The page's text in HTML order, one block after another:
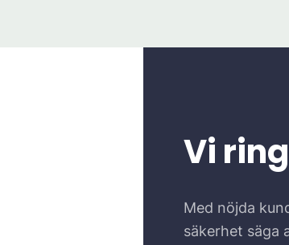
Vi
Med nöjda
säkerhet säga